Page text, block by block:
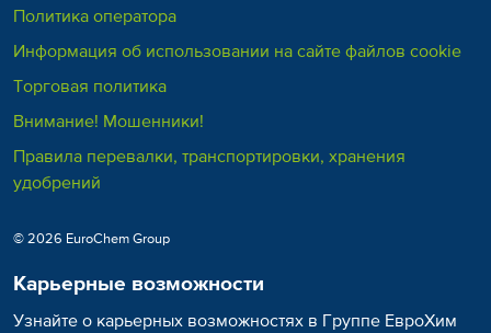
Политика оператора
Информация об использовании на сайте файлов cookie
Торговая политика
Внимание! Мошенники!
Правила перевалки, транспортировки, хранения
удобрений
© 2026 EuroChem Group
Карьерные возможности
Узнайте о карьерных возможностях в Группе ЕвроХим